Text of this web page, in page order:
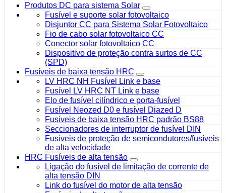
Produtos DC para sistema Solar
Fusível e suporte solar fotovoltaico
Disjuntor CC para Sistema Solar Fotovoltaico
Fio de cabo solar fotovoltaico CC
Conector solar fotovoltaico CC
Dispositivo de proteção contra surtos de CC
(SPD)
Fusíveis de baixa tensão HRC
LV HRC NH Fusível Link e base
Fusível LV HRC NT Link e base
Elo de fusível cilíndrico e porta-fusível
Fusível Neozed D0 e fusível Diazed D
Fusíveis de baixa tensão HRC padrão BS88
Seccionadores de interruptor de fusível DIN
Fusíveis de proteção de semicondutores/fusíveis
de alta velocidade
HRC Fusíveis de alta tensão
Ligação do fusível de limitação de corrente de
alta tensão DIN
Link do fusível do motor de alta tensão